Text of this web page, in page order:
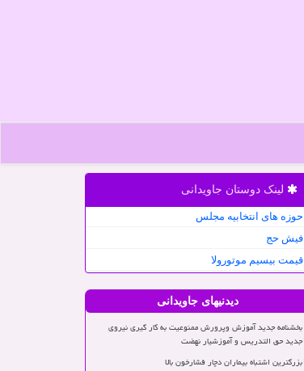
لینک دوستان جاویدانی
حوزه های انتخابیه مجلس
فیش حج
قیمت بیسیم موتورولا
دیدنیهای جاویدانی
بخشنامه جدید آموزش وپرورش ممنوعیت به کار گیری نیروی
جدید حق التدریس و آموزشیار نهضت
بزرگترین اشتباه بیماران دچار فشارخون بالا